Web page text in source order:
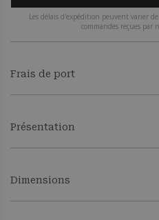
Les délais d'expédition peuvent varier
commandes reçues par
Frais de port
Présentation
Dimensions